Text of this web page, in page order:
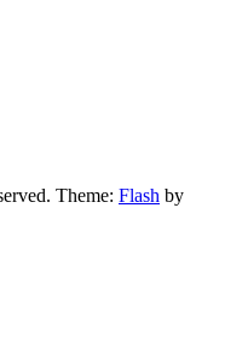
Theme: Flash by